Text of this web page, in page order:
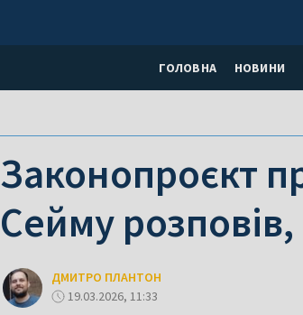
ГОЛОВНА НОВИНИ
Законопроєкт
Сейму
ДМИТРО ПЛАНТОН
19.03.2026, 11:33